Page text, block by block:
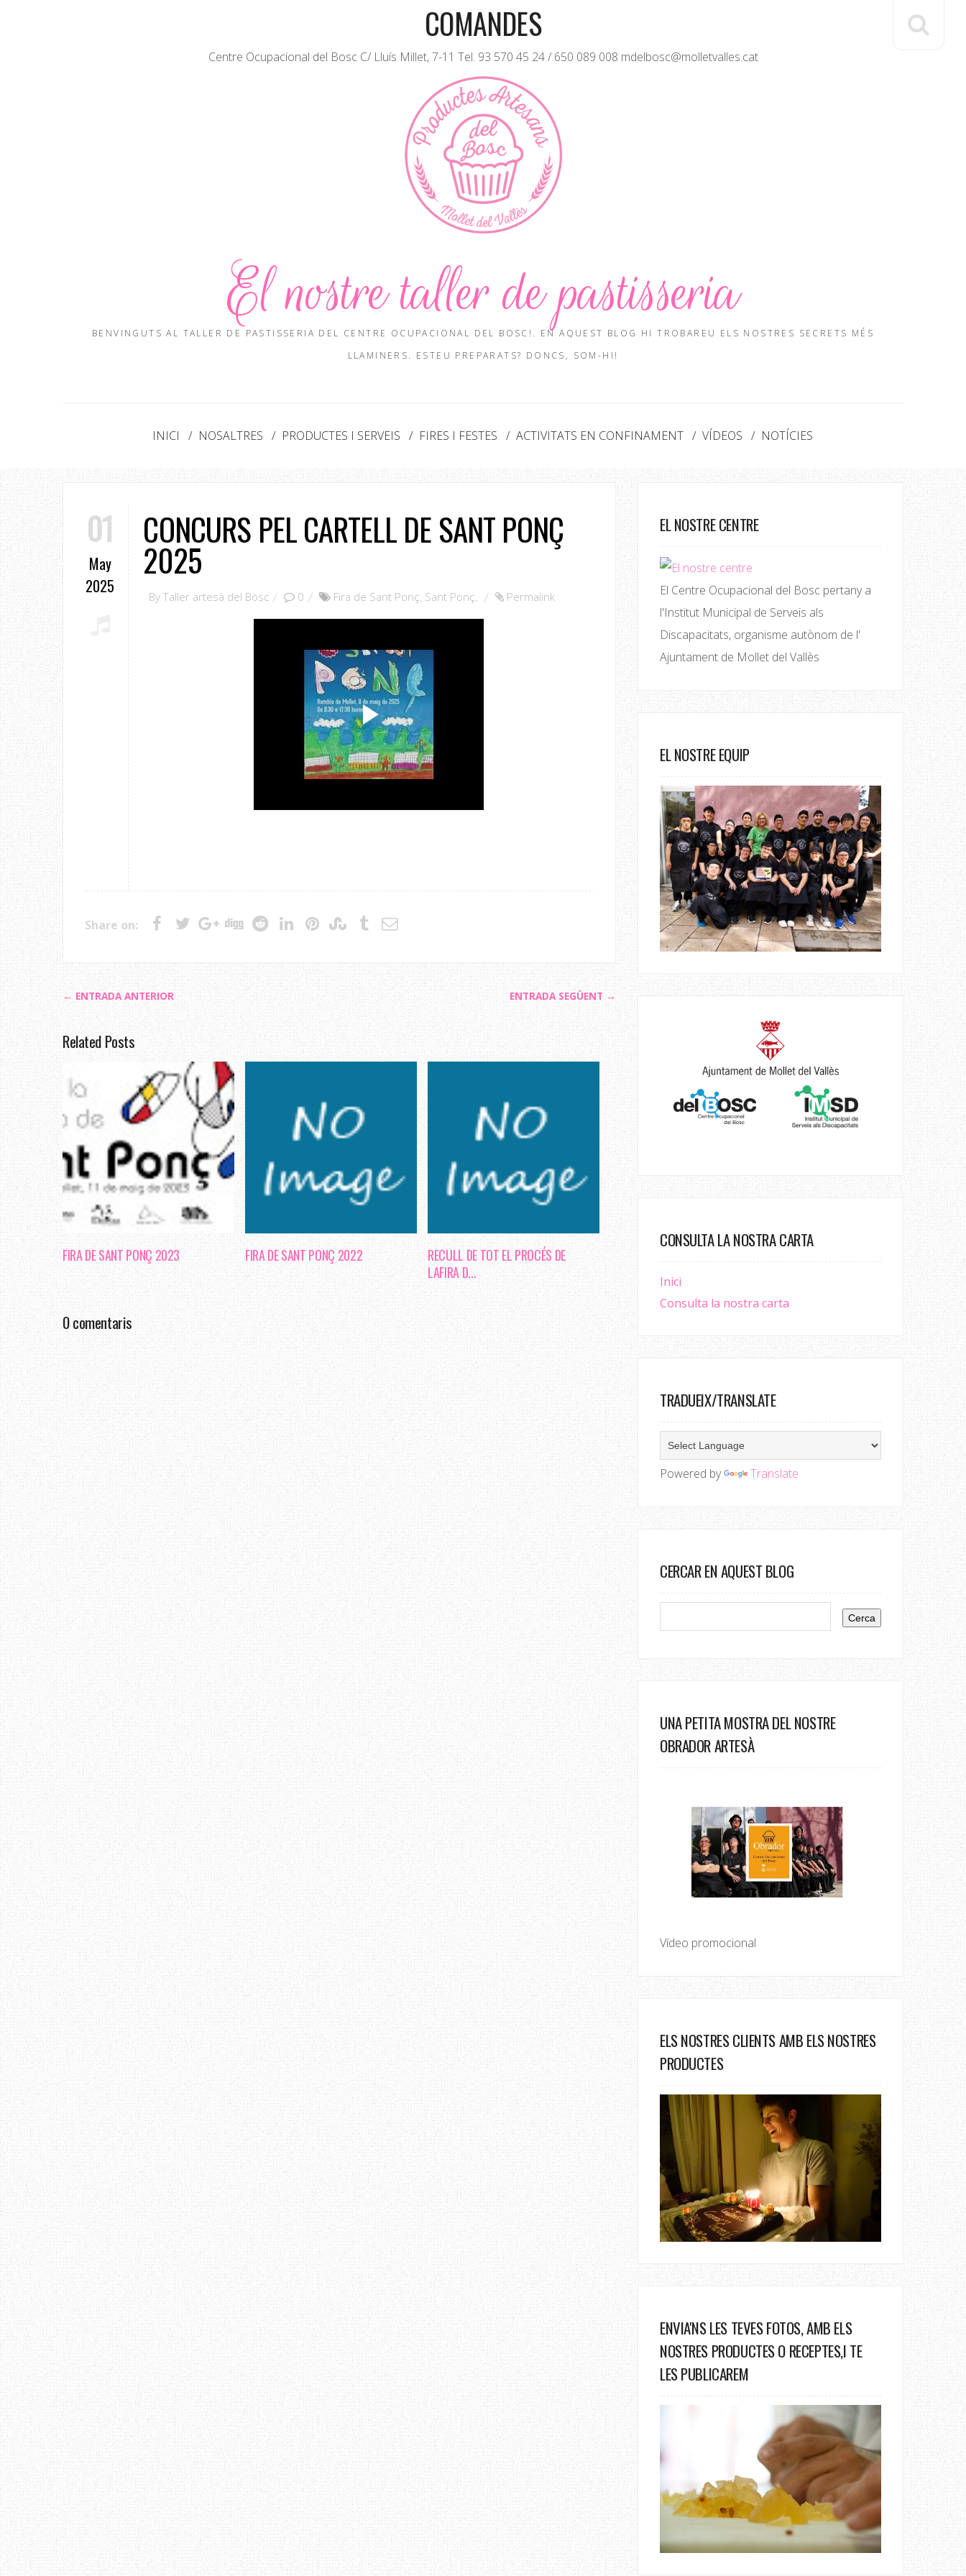
COMANDES
Centre Ocupacional del Bosc C/ Lluís Millet, 7-11 Tel. 93 570 45 24 / 650 089 008 mdelbosc@molletvalles.cat
El nostre taller de pastisseria
BENVINGUTS AL TALLER DE PASTISSERIA DEL CENTRE OCUPACIONAL DEL BOSC!. EN AQUEST BLOG HI TROBAREU ELS NOSTRES SECRETS MÉS
LLAMINERS. ESTEU PREPARATS? DONCS, SOM-HI!
INICI NOSALTRES PRODUCTES I SERVEIS FIRES I FESTES ACTIVITATS EN CONFINAMENT VÍDEOS NOTÍCIES
01
May
2025
CONCURS PEL CARTELL DE SANT PONÇ
2025
ByTaller artesà del Bosc 0 Fira de Sant Ponç, Sant Ponç, Permalink
Share on:
← ENTRADA ANTERIOR ENTRADA SEGÜENT →
Related Posts
FIRA DE SANT PONÇ 2023 FIRA DE SANT PONÇ 2022
RECULL DE TOT EL PROCÉS DE
LAFIRA D...
0 comentaris
EL NOSTRE CENTRE
El Centre Ocupacional del Bosc pertany a
l'Institut Municipal de Serveis als
Discapacitats, organisme autònom de l'
Ajuntament de Mollet del Vallès
EL NOSTRE EQUIP
CONSULTA LA NOSTRA CARTA
Inici
Consulta la nostra carta
TRADUEIX/TRANSLATE
Powered by Translate
CERCAR EN AQUEST BLOG
UNA PETITA MOSTRA DEL NOSTRE
OBRADOR ARTESÀ
Vídeo promocional
ELS NOSTRES CLIENTS AMB ELS NOSTRES
PRODUCTES
ENVIA'NS LES TEVES FOTOS, AMB ELS
NOSTRES PRODUCTES O RECEPTES,I TE
LES PUBLICAREM